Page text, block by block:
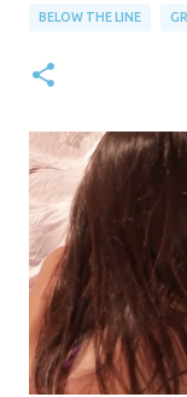
18
BELOW THE LINE